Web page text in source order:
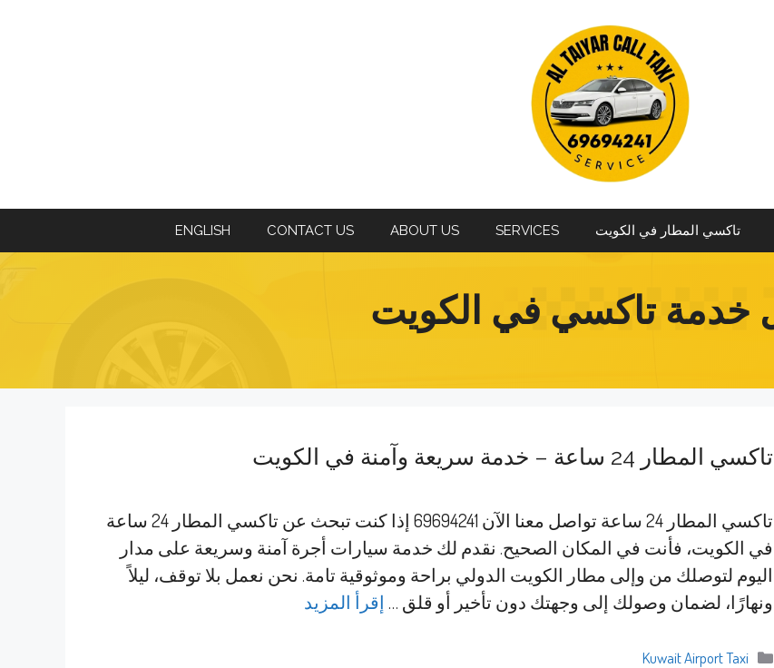
تاكسي المطار في الكويت SERVICES
ABOUT US
CONTACT US
ENGLISH
خدمة تاكسي في الكويت
تاكسي المطار 24 ساعة – خدمة سريعة وآمنة في الكويت
تاكسي المطار 24 ساعة تواصل معنا الآن 69694241 إذا كنت تبحث عن تاكسي المطار 24 ساعة
في الكويت، فأنت في المكان الصحيح. نقدم لك خدمة سيارات أجرة آمنة وسريعة على مدار
اليوم لتوصلك من وإلى مطار الكويت الدولي براحة وموثوقية تامة. نحن نعمل بلا توقف، ليلاً
ونهارًا، لضمان وصولك إلى وجهتك دون تأخير أو قلق … إقرأ المزيد
التصنيفات
Kuwait Airport Taxi